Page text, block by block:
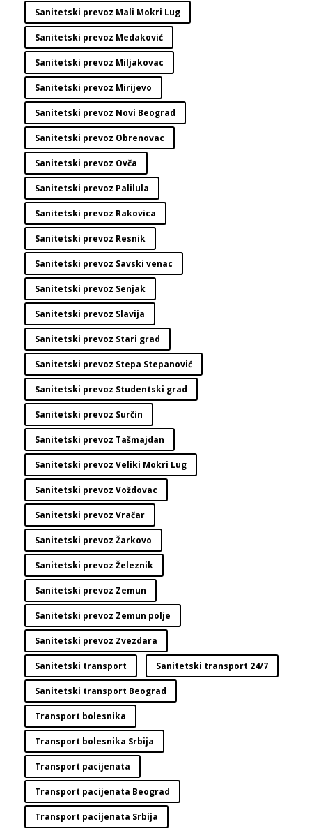
Sanitetski prevoz Mali Mokri Lug
Sanitetski prevoz Medaković
Sanitetski prevoz Miljakovac
Sanitetski prevoz Mirijevo
Sanitetski prevoz Novi Beograd
Sanitetski prevoz Obrenovac
Sanitetski prevoz Ovča
Sanitetski prevoz Palilula
Sanitetski prevoz Rakovica
Sanitetski prevoz Resnik
Sanitetski prevoz Savski venac
Sanitetski prevoz Senjak
Sanitetski prevoz Slavija
Sanitetski prevoz Stari grad
Sanitetski prevoz Stepa Stepanović
Sanitetski prevoz Studentski grad
Sanitetski prevoz Surčin
Sanitetski prevoz Tašmajdan
Sanitetski prevoz Veliki Mokri Lug
Sanitetski prevoz Voždovac
Sanitetski prevoz Vračar
Sanitetski prevoz Žarkovo
Sanitetski prevoz Železnik
Sanitetski prevoz Zemun
Sanitetski prevoz Zemun polje
Sanitetski prevoz Zvezdara
Sanitetski transport Sanitetski transport 24/7
Sanitetski transport Beograd
Transport bolesnika
Transport bolesnika Srbija
Transport pacijenata
Transport pacijenata Beograd
Transport pacijenata Srbija